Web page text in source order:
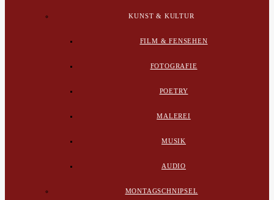
KUNST & KULTUR
FILM & FENSEHEN
FOTOGRAFIE
POETRY
MALEREI
MUSIK
AUDIO
MONTAGSCHNIPSEL